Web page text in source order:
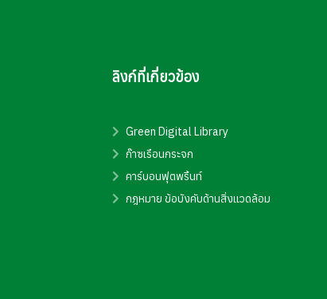
ลิงก์ที่เกี่ยวข้อง
Green Digital Library
ก๊าซเรือนกระจก
คาร์บอนฟุตพริ้นท์
กฎหมาย ข้อบังคับด้านสิ่งแวดล้อม